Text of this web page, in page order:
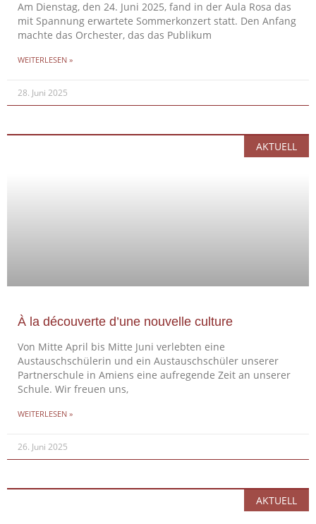
Am Dienstag, den 24. Juni 2025, fand in der Aula Rosa das
mit Spannung erwartete Sommerkonzert statt. Den Anfang
machte das Orchester, das das Publikum
WEITERLESEN »
28. Juni 2025
AKTUELL
À la découverte d’une nouvelle culture
Von Mitte April bis Mitte Juni verlebten eine
Austauschschülerin und ein Austauschschüler unserer
Partnerschule in Amiens eine aufregende Zeit an unserer
Schule. Wir freuen uns,
WEITERLESEN »
26. Juni 2025
AKTUELL